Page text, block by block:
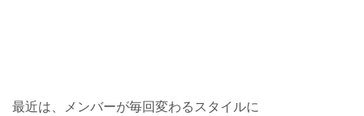
最近は、メンバーが毎回変わるスタイルに